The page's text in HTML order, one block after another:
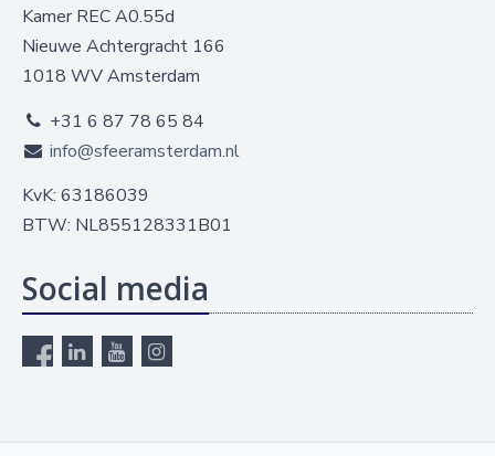
Kamer REC A0.55d
Nieuwe Achtergracht 166
1018 WV Amsterdam
+31 6 87 78 65 84
info@sfeeramsterdam.nl
KvK: 63186039
BTW: NL855128331B01
Social media